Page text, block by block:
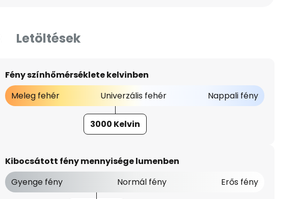
Letöltések
Fény színhőmérséklete kelvinben
Meleg fehér
Univerzális fehér Nappali fény
3000 Kelvin
Kibocsátott fény mennyisége lumenben
Gyenge fény
Normál fény Erős fény